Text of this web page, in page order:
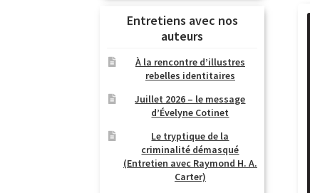
Entretiens avec nos
auteurs
À la rencontre d’illustres
rebelles identitaires
Juillet 2026 – le message
d’Évelyne Cotinet
Le tryptique de la
criminalité démasqué
(Entretien avec Raymond H. A.
Carter)